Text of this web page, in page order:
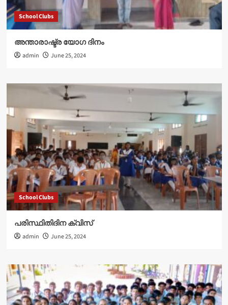
School Clubs
അന്താരാഷ്ട്ര യോഗ ദിനം
admin June 25, 2024
School Clubs
പരിസ്ഥിതിദിന ക്വിസ്
admin June 25, 2024